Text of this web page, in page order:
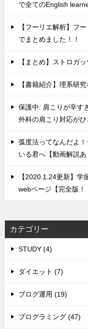
で全てのEnglish
【フーリエ解析】フ
でまとめました！！
【まとめ】ストロガ
【書籍紹介】理系研
保護中: 肩こりが辛す
外科の肩こり対応が
弧度法ってなんだよ
いる君へ【動画解説あ
【2020.1.24更新】
webページ【完全版！
カテゴリー
STUDY (4)
ダイエット (7)
ブログ運用 (19)
プログラミング (47)